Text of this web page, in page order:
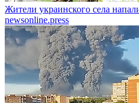
Жители украинского села
newsonline.press